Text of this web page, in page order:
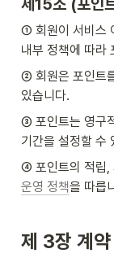
제15조 (포인
① 회원이 서비스
내부 정책에 따라
② 회원은 포인트
있습니다.
③ 포인트는 영구
기간을 설정할 수
운영 정책을 따릅
제 3장 계약